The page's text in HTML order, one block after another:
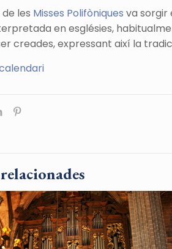
les Misses Polifòniques va sorgir
en esglésies,
creades, expressant així la